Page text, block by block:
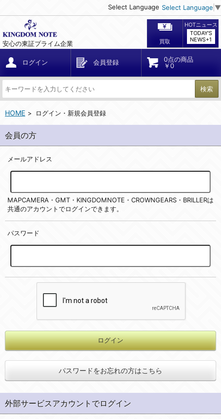
Select Language Select Language ▼
安心の東証プライム企業 買取
HOTニュース
TODAY'S
NEWS+1
ログイン 会員登録
0点の商品
￥0
検索
HOME ログイン・新規会員登録
会員の方
メールアドレス
MAPCAMERA・GMT・KINGDOMNOTE・CROWNGEARS・BRILLERは
共通のアカウントでログインできます。
パスワード
パスワードをお忘れの方はこちら
外部サービスアカウントでログイン